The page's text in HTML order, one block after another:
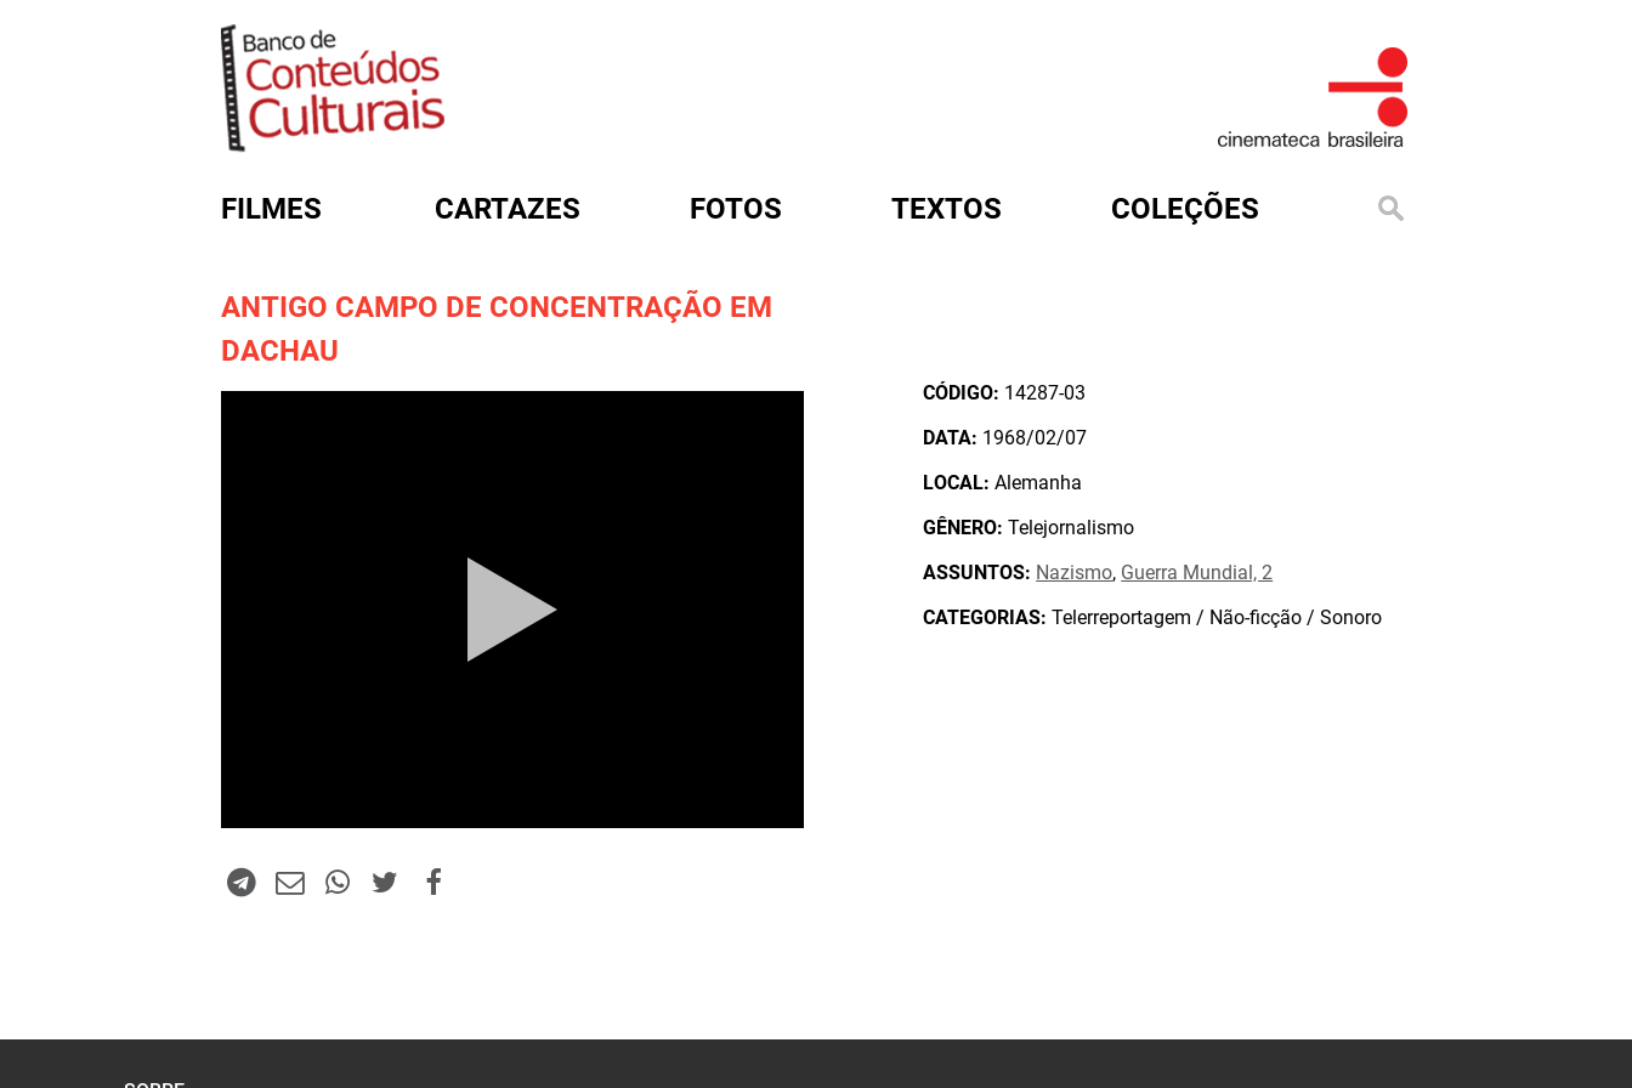
FILMES CARTAZES FOTOS TEXTOS COLEÇÕES
ANTIGO CAMPO DE CONCENTRAÇÃO EM
DACHAU
CÓDIGO: 14287-03
DATA: 1968/02/07
LOCAL: Alemanha
GÊNERO: Telejornalismo
ASSUNTOS: Nazismo, Guerra Mundial, 2
CATEGORIAS: Telerreportagem / Não-ficção / Sonoro